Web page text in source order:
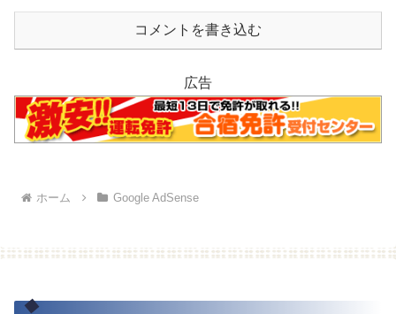
コメントを書き込む
広告
ホーム Google AdSense